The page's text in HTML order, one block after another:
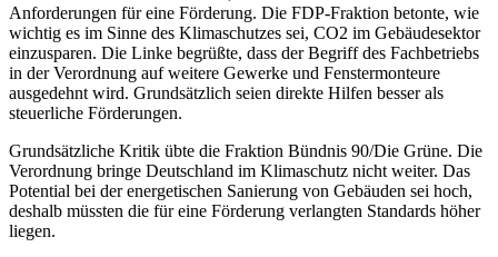
Anforderungen für eine Förderung. Die FDP-Fraktion betonte, wie
wichtig es im Sinne des Klimaschutzes sei, CO2 im Gebäudesektor
einzusparen. Die Linke begrüßte, dass der Begriff des Fachbetriebs
in der Verordnung auf weitere Gewerke und Fenstermonteure
ausgedehnt wird. Grundsätzlich seien direkte Hilfen besser als
steuerliche Förderungen.
Grundsätzliche Kritik übte die Fraktion Bündnis 90/Die Grüne. Die
Verordnung bringe Deutschland im Klimaschutz nicht weiter. Das
Potential bei der energetischen Sanierung von Gebäuden sei hoch,
deshalb müssten die für eine Förderung verlangten Standards höher
liegen.